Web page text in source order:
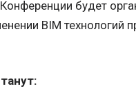
будет
BIM технологий